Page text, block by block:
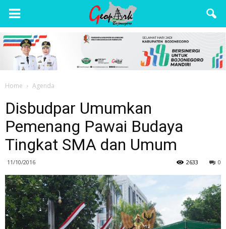
Wisata
Bojonegoro
Home Agenda
Disbudpar Umumkan
Pemenang Pawai Budaya
Tingkat SMA dan Umum
11/10/2016 0
2633